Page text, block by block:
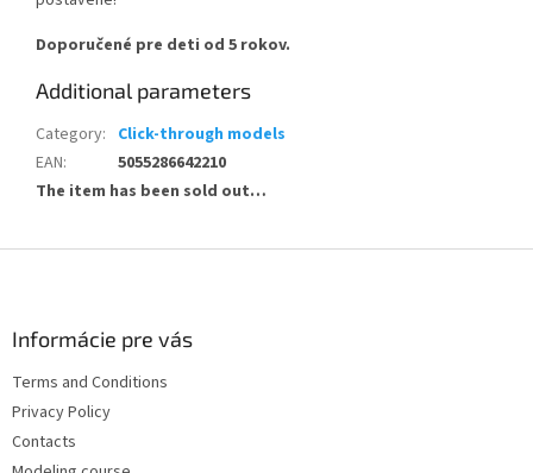
Doporučené pre deti od 5 rokov.
Additional parameters
Category: Click-through models
EAN:
5055286642210
The item has been sold out…
Informácie pre vás
Terms and Conditions
Privacy Policy
Contacts